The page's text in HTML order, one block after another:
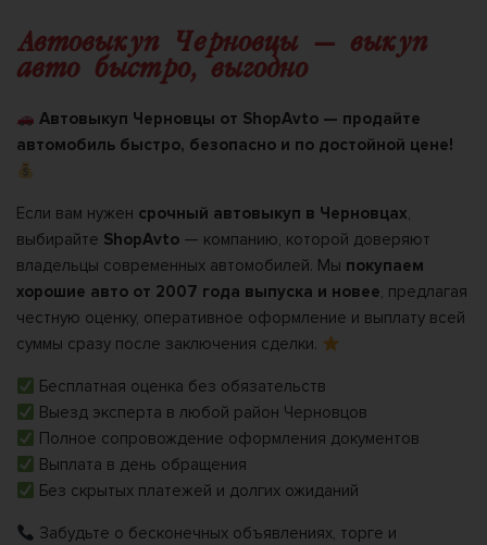
Автовыкуп Черновцы — выкуп
авто быстро, выгодно
Автовыкуп Черновцы от ShopAvto — продайте
автомобиль быстро, безопасно и по достойной цене!
Если вам нужен срочный автовыкуп в Черновцах,
выбирайте ShopAvto — компанию, которой доверяют
владельцы современных автомобилей. Мы покупаем
хорошие авто от 2007 года выпуска и новее, предлагая
честную оценку, оперативное оформление и выплату всей
суммы сразу после заключения сделки.
Бесплатная оценка без обязательств
Выезд эксперта в любой район Черновцов
Полное сопровождение оформления документов
Выплата в день обращения
Без скрытых платежей и долгих ожиданий
Забудьте о бесконечных объявлениях, торге и